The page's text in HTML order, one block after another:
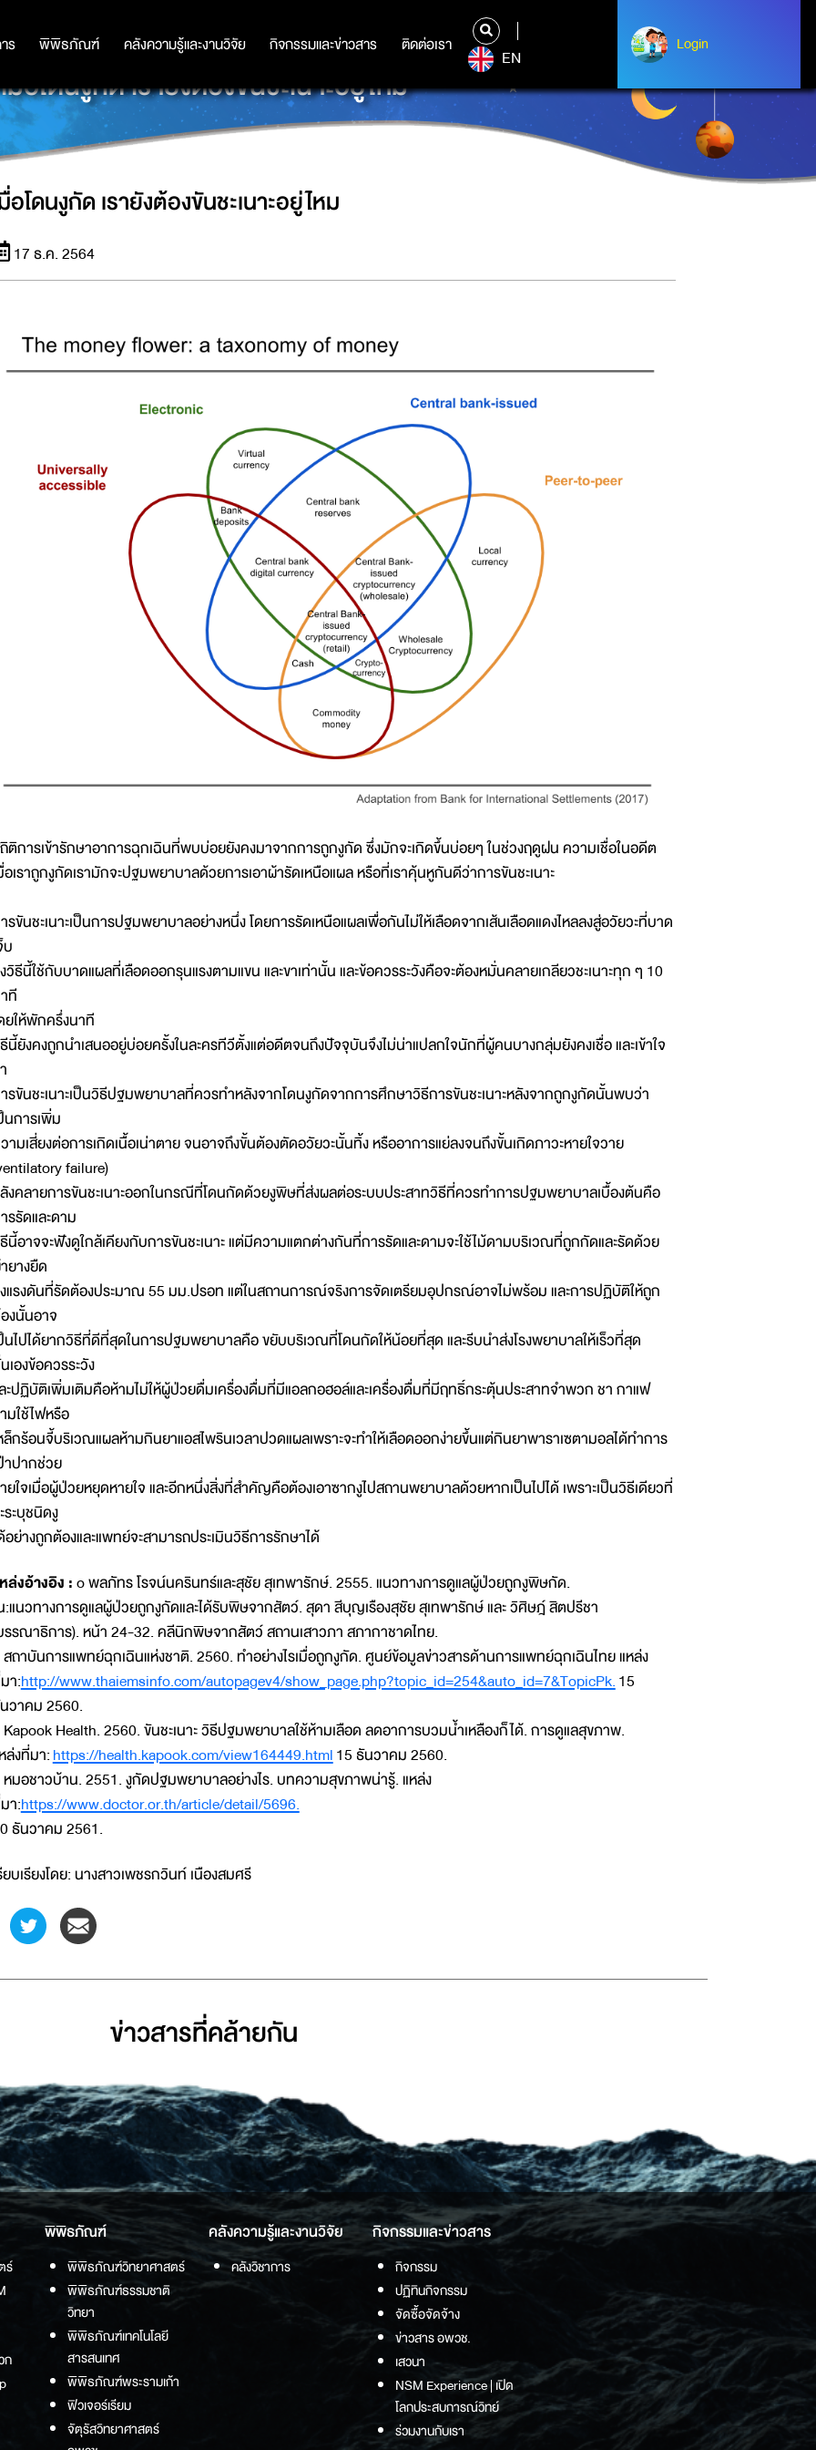
ร พิพิธภัณฑ์ คลังความรู้และงานวิจัย กิจกรรมและข่าวสาร ติดต่อเรา
ร พิพิธภัณฑ์ คลังความรู้และงานวิจัย กิจกรรมและข่าวสาร ติดต่อเรา
EN
Login
Login
เมื่อโดนงูกัด เรายังต้องขันชะเนาะอยู่ไหม
อโดนงูกัด เรายังต้องขันชะเนาะอยู่ไหม
17 ธ.ค. 2564
ติการเข้ารักษาอาการฉุกเฉินที่พบบ่อยยังคงมาจากการถูกงูกัด ซึ่งมักจะเกิดขึ้นบ่อยๆ ในช่วงฤดูฝน ความเชื่อในอดีต
อเราถูกงูกัดเรามักจะปฐมพยาบาลด้วยการเอาผ้ารัดเหนือแผล หรือที่เราคุ้นหูกันดีว่าการขันชะเนาะ
รขันชะเนาะเป็นการปฐมพยาบาลอย่างหนึ่ง โดยการรัดเหนือแผลเพื่อกันไม่ให้เลือดจากเส้นเลือดแดงไหลลงสู่อวัยวะที่บาด
บ
วิธีนี้ใช้กับบาดแผลที่เลือดออกรุนแรงตามแขน และขาเท่านั้น และข้อควรระวังคือจะต้องหมั่นคลายเกลียวชะเนาะทุก ๆ 10
ที
ยให้พักครึ่งนาที
นี้ยังคงถูกนำเสนออยู่บ่อยครั้งในละครทีวีตั้งแต่อดีตจนถึงปัจจุบันจึงไม่น่าแปลกใจนักที่ผู้คนบางกลุ่มยังคงเชื่อ และเข้าใจ
รขันชะเนาะเป็นวิธีปฐมพยาบาลที่ควรทำหลังจากโดนงูกัดจากการศึกษาวิธีการขันชะเนาะหลังจากถูกงูกัดนั้นพบว่า
นการเพิ่ม
ามเสี่ยงต่อการเกิดเนื้อเน่าตาย จนอาจถึงขั้นต้องตัดอวัยวะนั้นทิ้ง หรืออาการแย่ลงจนถึงขั้นเกิดภาวะหายใจวาย
failure)
งคลายการขันชะเนาะออกในกรณีที่โดนกัดด้วยงูพิษที่ส่งผลต่อระบบประสาทวิธีที่ควรทำการปฐมพยาบาลเบื้องต้นคือ
รรัดและดาม
นี้อาจจะฟังดูใกล้เคียงกับการขันชะเนาะ แต่มีความแตกต่างกันที่การรัดและดามจะใช้ไม้ดามบริเวณที่ถูกกัดและรัดด้วย
ยางยืด
แรงดันที่รัดต้องประมาณ 55 มม.ปรอท แต่ในสถานการณ์จริงการจัดเตรียมอุปกรณ์อาจไม่พร้อม และการปฏิบัติให้ถูก
งนั้นอาจ
นไปได้ยากวิธีที่ดีที่สุดในการปฐมพยาบาลคือ ขยับบริเวณที่โดนกัดให้น้อยที่สุด และรีบนำส่งโรงพยาบาลให้เร็วที่สุด
เองข้อควรระวัง
ะปฏิบัติเพิ่มเติมคือห้ามไม่ให้ผู้ป่วยดื่มเครื่องดื่มที่มีแอลกอฮอล์และเครื่องดื่มที่มีฤทธิ์กระตุ้นประสาทจำพวก ชา กาแฟ
มใช้ไฟหรือ
ล็กร้อนจี้บริเวณแผลห้ามกินยาแอสไพรินเวลาปวดแผลเพราะจะทำให้เลือดออกง่ายขึ้นแต่กินยาพาราเซตามอลได้ทำการ
าปากช่วย
ยใจเมื่อผู้ป่วยหยุดหายใจ และอีกหนึ่งสิ่งที่สำคัญคือต้องเอาซากงูไปสถานพยาบาลด้วยหากเป็นไปได้ เพราะเป็นวิธีเดียวที่
ระบุชนิดงู
อย่างถูกต้องและแพทย์จะสามารถประเมินวิธีการรักษาได้
ล่งอ้างอิง :o พลภัทร โรจน์นครินทร์และสุชัย สุเทพารักษ์. 2555. แนวทางการดูแลผู้ป่วยถูกงูพิษกัด.
:แนวทางการดูแลผู้ป่วยถูกงูกัดและได้รับพิษจากสัตว์. สุดา สีบุญเรืองสุชัย สุเทพารักษ์ และ วิศิษฎ์ สิตปรีชา
รรณาธิการ). หน้า 24-32. คลีนิกพิษจากสัตว์ สถานเสาวภา สภากาชาดไทย.
ถาบันการแพทย์ฉุกเฉินแห่งชาติ. 2560. ทำอย่างไรเมื่อถูกงูกัด. ศูนย์ข้อมูลข่าวสารด้านการแพทย์ฉุกเฉินไทย แหล่ง
า:http://www.thaiemsinfo.com/autopagev4/show_page.php?topic_id=254&auto_id=7&TopicPk.15
วาคม 2560.
Health. 2560. ขันชะเนาะ วิธีปฐมพยาบาลใช้ห้ามเลือด ลดอาการบวมน้ำเหลืองก็ได้. การดูแลสุขภาพ.
ล่งที่มา:https://health.kapook.com/view164449.html15 ธันวาคม 2560.
มอชาวบ้าน. 2551. งูกัดปฐมพยาบาลอย่างไร. บทความสุขภาพน่ารู้. แหล่ง
า:https://www.doctor.or.th/article/detail/5696.
ธันวาคม 2561.
ยบเรียงโดย: นางสาวเพชรกวินท์ เนืองสมศรี
ข่าวสารที่่คล้ายกัน
ร์
ก
พิพิธภัณฑ์
พิพิธภัณฑ์วิทยาศาสตร์
พิพิธภัณฑ์ธรรมชาติ
วิทยา
พิพิธภัณฑ์เทคโนโลยี
สารสนเทศ
พิพิธภัณฑ์พระรามเก้า
ฟิวเจอร์เรียม
จัตุรัสวิทยาศาสตร์
คลังความรู้และงานวิจัย
คลังวิชาการ
กิจกรรมและข่าวสาร
กิจกรรม
ปฏิทินกิจกรรม
จัดซื้อจัดจ้าง
ข่าวสาร อพวช.
เสวนา
NSM Experience | เปิด
โลกประสบการณ์วิทย์
ร่วมงานกับเรา